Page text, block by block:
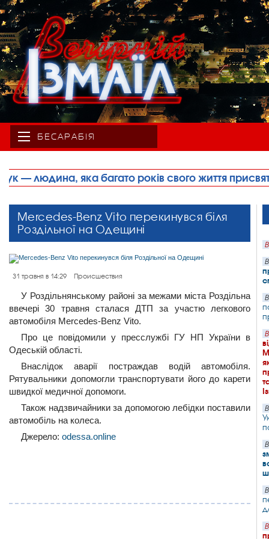
БЕСАРАБІЯ
життя присвятила спорту, фізичній культурі
Mercedes-Benz Vito перекинувся біля
Роздільної на Одещині
31 травня в 14:29 Происшествия
У Роздільнянському районі за межами міста Роздільна
ввечері 30 травня сталася ДТП за участю легкового
автомобіля Mercedes-Benz Vito.
Про це повідомили у пресслужбі ГУ НП України в
Одеській області.
Внаслідок аварії постраждав водій автомобіля.
Рятувальники допомогли транспортувати його до карети
швидкої медичної допомоги.
Також надзвичайники за допомогою лебідки поставили
автомобіль на колеса.
Джерело: odessa.online